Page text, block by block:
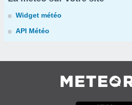
Widget météo
API Météo